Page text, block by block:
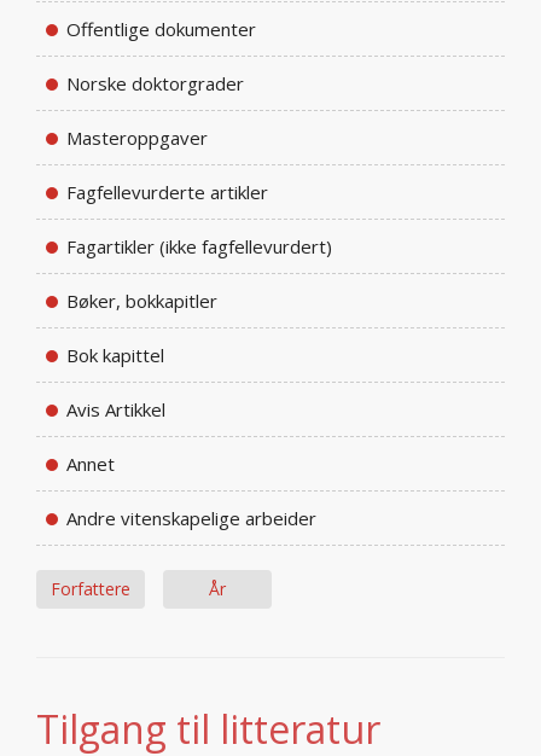
Offentlige dokumenter
Norske doktorgrader
Masteroppgaver
Fagfellevurderte artikler
Fagartikler (ikke fagfellevurdert)
Bøker, bokkapitler
Bok kapittel
Avis Artikkel
Annet
Andre vitenskapelige arbeider
Forfattere År
Tilgang til litteratur